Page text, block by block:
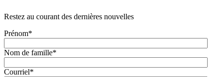
Restez au courant des dernières nouvelles
Prénom*
Nom de famille*
Courriel*